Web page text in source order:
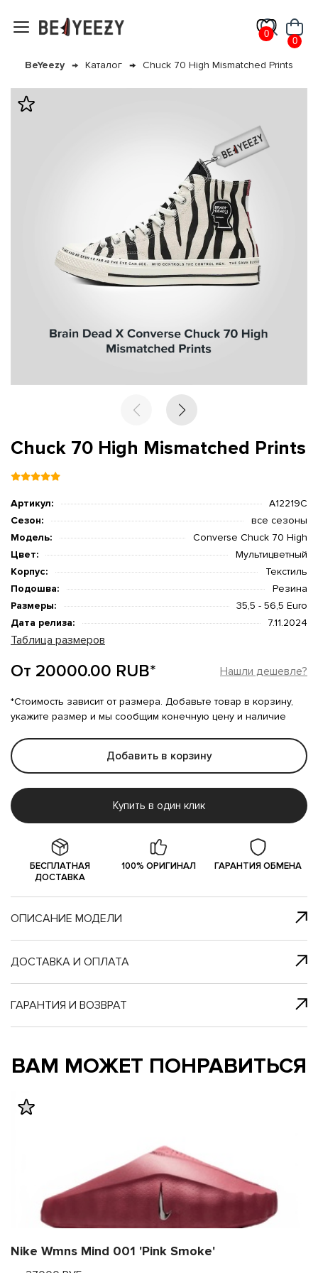
0
0
BeYeezy Каталог Chuck 70 High Mismatched Prints
Chuck 70 High Mismatched Prints
Артикул:
A12219C
Сезон:
все сезоны
Модель:
Converse Chuck 70 High
Цвет:
Мультицветный
Корпус:
Текстиль
Подошва:
Резина
Размеры:
35,5 - 56,5 Euro
Дата релиза:
7.11.2024
Таблица размеров
От 20000.00 RUB* Нашли дешевле?
*Стоимость зависит от размера. Добавьте товар в корзину,
укажите размер и мы сообщим конечную цену и наличие
Добавить в корзину
Купить в один клик
клик
и в
наш
БЕСПЛАТНАЯ
ДОСТАВКА
100% ОРИГИНАЛ ГАРАНТИЯ ОБМЕНА
ОПИСАНИЕ МОДЕЛИ
ДОСТАВКА И ОПЛАТА
ГАРАНТИЯ И ВОЗВРАТ
ВАМ МОЖЕТ ПОНРАВИТЬСЯ
Nike Wmns Mind 001 'Pink Smoke'
с нами
и в
наш